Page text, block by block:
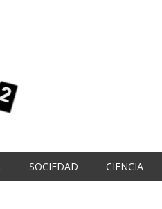
SOCIEDAD CIENCIA